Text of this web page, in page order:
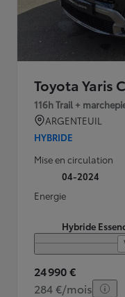
Toyota Yaris
116h Trail +
ARGENTEUIL
HYBRIDE
Mise en circulation
04-2024
Energie
Hybride
24 990 €
284 €/mois